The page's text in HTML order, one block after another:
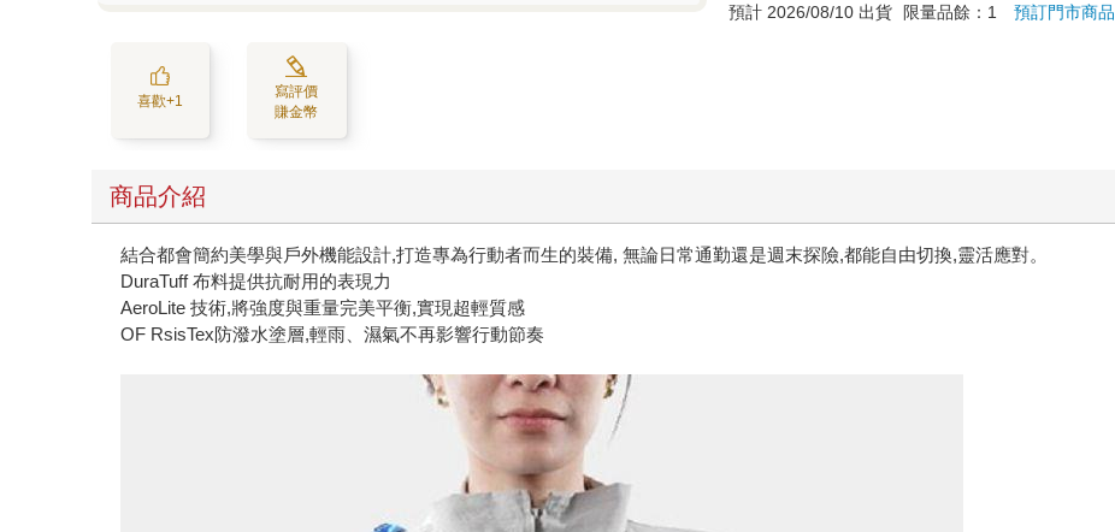
喜歡+1
寫評價
賺金幣
預計 2026/08/10 出貨
限量品餘：1預訂門市商品
商品介紹
結合都會簡約美學與戶外機能設計,打造專為行動者而生的裝備, 無論日常通勤還是週末探險,都能自由切換,靈活應對。
DuraTuff 布料提供抗耐用的表現力
AeroLite 技術,將強度與重量完美平衡,實現超輕質感
OF RsisTex防潑水塗層,輕雨、濕氣不再影響行動節奏